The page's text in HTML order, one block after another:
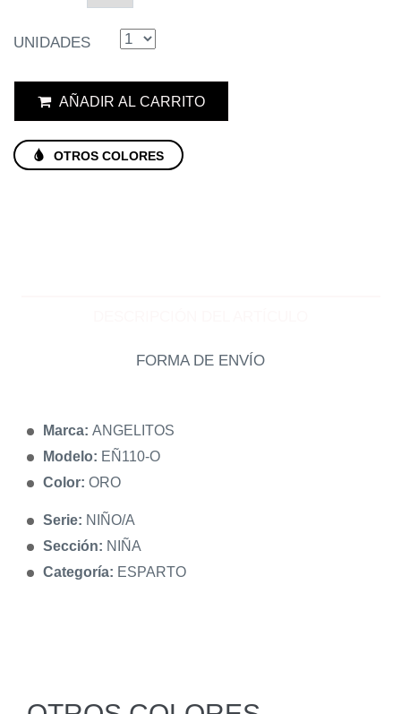
UNIDADES
AÑADIR AL CARRITO
OTROS COLORES
FORMA DE ENVÍO
Marca: ANGELITOS
Modelo: EÑ110-O
Color: ORO
Serie: NIÑO/A
Sección: NIÑA
Categoría: ESPARTO